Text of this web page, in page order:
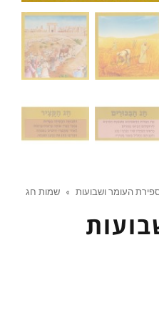
העומר ושבועות » שמות חג